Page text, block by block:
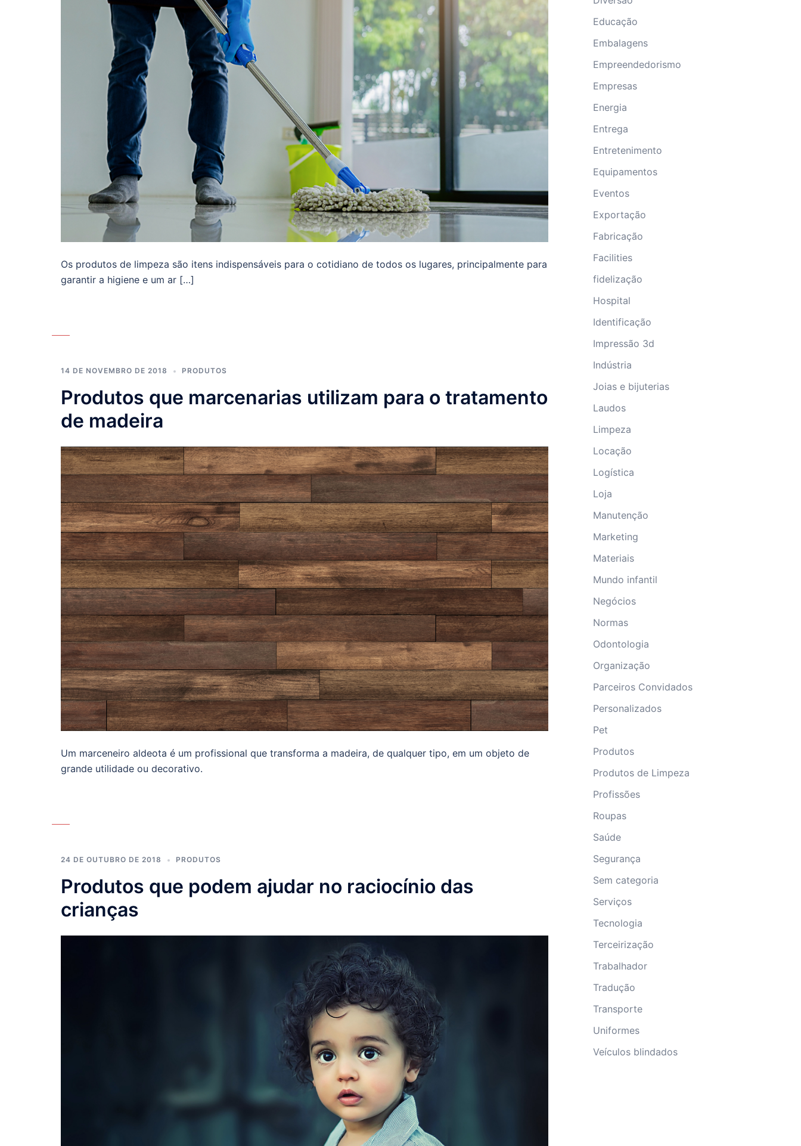
Os produtos de limpeza são itens indispensáveis para o cotidiano de todos os lugares, principalmente para
garantir a higiene e um ar […]
14 DE NOVEMBRO DE 2018 PRODUTOS
Produtos que marcenarias utilizam para o tratamento
de madeira
Um marceneiro aldeota é um profissional que transforma a madeira, de qualquer tipo, em um objeto de
grande utilidade ou decorativo.
24 DE OUTUBRO DE 2018 PRODUTOS
Produtos que podem ajudar no raciocínio das
crianças
Educação
Embalagens
Empreendedorismo
Empresas
Energia
Entrega
Entretenimento
Equipamentos
Eventos
Exportação
Fabricação
Facilities
fidelização
Hospital
Identificação
Impressão 3d
Indústria
Joias e bijuterias
Laudos
Limpeza
Locação
Logística
Loja
Manutenção
Marketing
Materiais
Mundo infantil
Negócios
Normas
Odontologia
Organização
Parceiros Convidados
Personalizados
Pet
Produtos
Produtos de Limpeza
Profissões
Roupas
Saúde
Segurança
Sem categoria
Serviços
Tecnologia
Terceirização
Trabalhador
Tradução
Transporte
Uniformes
Veículos blindados